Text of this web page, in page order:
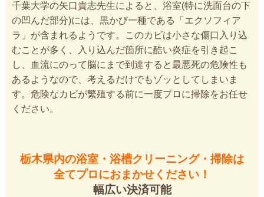
千葉大学の矢口貴志先生によると、浴室(特に洗面台の下
の凹んだ部分)には、黒かび一種である「エクソフィア
ラ」が含まれるようです。このカビは小さな傷口入り込
むことが多く、入り込んだ箇所に酷い炎症を引き起こ
し、血流にのって脳にまで到達すると最悪死の危険性も
あるようなので、考えるだけでもゾッとしてしまいま
す。危険なカビが繁殖する前に一度プロに掃除をお任せ
ください。
栃木県内の浴室・浴槽クリーニング・掃除は
全てプロにおまかせください！
幅広い決済可能